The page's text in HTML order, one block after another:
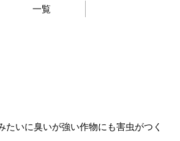
一覧
たいに臭いが強い作物にも害虫がつく